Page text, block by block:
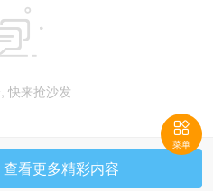
快来抢沙发
看更多精彩内容

菜单